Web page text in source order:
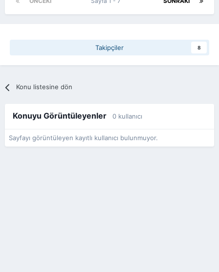
Takipçiler 8
Konu listesine dön
Konuyu Görüntüleyenler 0 kullanıcı
Sayfayı görüntüleyen kayıtlı kullanıcı bulunmuyor.